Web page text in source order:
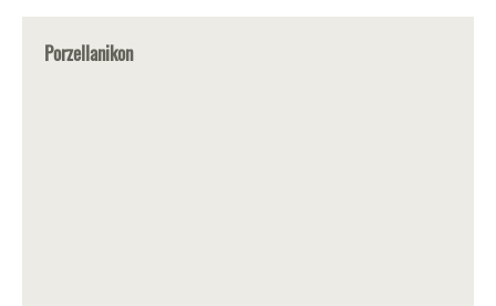
Porzellanikon